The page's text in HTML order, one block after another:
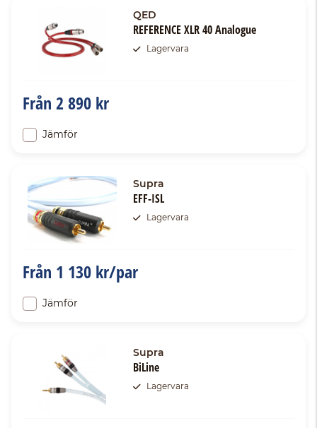
QED
REFERENCE XLR 40 Analogue
Lagervara
Från 2 890 kr
Jämför
Supra
EFF-ISL
Lagervara
Från 1 130 kr/par
Jämför
Supra
BiLine
Lagervara